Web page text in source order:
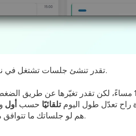
تقدر تنشئ جلسات تشتغل في نفس الوقت داخل نفس المرحلة.
المدة الافتراضية لكل يوم في الأجندة هي من 8 صباحًا إلى 11 مساءً،
راح تعدّل طول اليومتلقائيًا حسبأول
هم لو جلساتك ما تتوافق مع المدى الافتراضي لطول اليوم.